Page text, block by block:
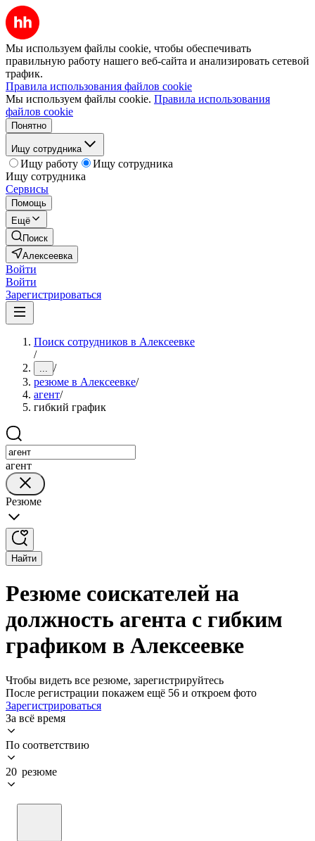
Мы используем файлы cookie, чтобы обеспечивать
правильную работу нашего веб-сайта и анализировать сетевой
трафик.
Правила использования файлов cookie
Мы используем файлы cookie. Правила использования
файлов cookie
Понятно
Ищу сотрудника
Ищу работу
Ищу сотрудника
Ищу сотрудника
Сервисы
Помощь
Ещё
Поиск
Алексеевка
Войти
Войти
Зарегистрироваться
Поиск сотрудников в Алексеевке
/
... /
резюме в Алексеевке/
агент/
гибкий график
агент
Резюме
Найти
Резюме соискателей на
должность агента с гибким
графиком в Алексеевке
Чтобы видеть все резюме, зарегистрируйтесь
После регистрации покажем ещё 56 и откроем фото
Зарегистрироваться
За всё время
По соответствию
20 резюме